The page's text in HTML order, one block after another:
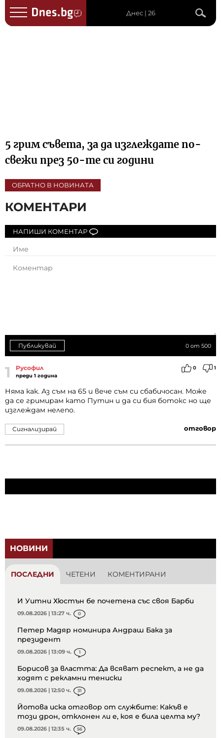
Днес | 26
5 грим съвета, за да изглеждате по-
свежи през 50-те си години
ОБРАТНО В НОВИНАТА
КОМЕНТАРИ
НАПИШИ КОМЕНТАР
0 от 500
Публикувай
1 Русофил
преди 1 година
0 1
Няма как. Аз съм на 65 и вече съм си сбабичосан. Може
да се гримирам като Путин и да си бия ботокс но ще
изглеждам нелепо.
отговор
Сигнализирай
НОВИНИ
ПОСЛЕДНИ ЧЕТЕНИ КОМЕНТИРАНИ
И Уитни Хюстън бе почетена със своя Барби
09.08.2026 | 13:27 ч. 0
Петер Мадяр номинира Андраш Бака за
президент
09.08.2026 | 13:09 ч. 1
Борисов за властта: Да всяват респект, а не да
ходят с рекламни тениски
09.08.2026 | 12:50 ч. 31
Йотова иска отговор от службите: Какъв е
този дрон, отклонен ли е, коя е била целта му?
09.08.2026 | 12:35 ч. 56